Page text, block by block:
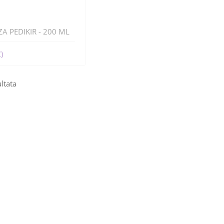
PEDIKIR - 200 ML